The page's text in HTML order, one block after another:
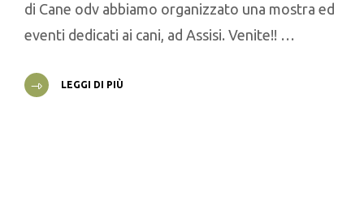
di Cane odv abbiamo organizzato una mostra ed
eventi dedicati ai cani, ad Assisi. Venite!! …
LEGGI DI PIÙ